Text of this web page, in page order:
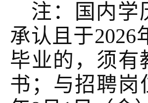
注：国内学
承认且于2026
毕业的，须有
书；与招聘岗